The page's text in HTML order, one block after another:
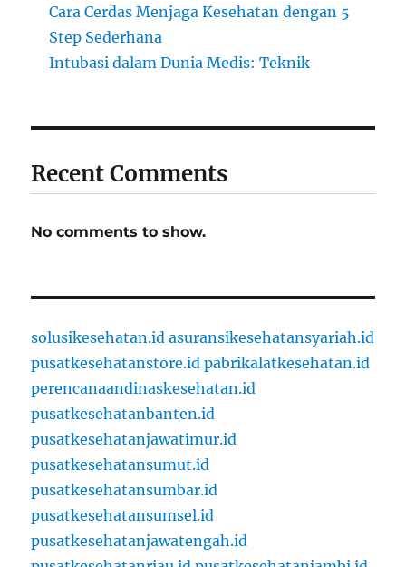
Cara Cerdas Menjaga Kesehatan dengan 5
Step Sederhana
Intubasi dalam Dunia Medis: Teknik
Recent Comments
No comments to show.
solusikesehatan.id asuransikesehatansyariah.id
pusatkesehatanstore.id pabrikalatkesehatan.id
perencanaandinaskesehatan.id
pusatkesehatanbanten.id
pusatkesehatanjawatimur.id
pusatkesehatansumut.id
pusatkesehatansumbar.id
pusatkesehatansumsel.id
pusatkesehatanjawatengah.id